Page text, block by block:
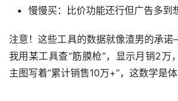
慢慢买：比价功能还行但广告多到
注意！这些工具的数据就像渣男的承
我用某工具查”筋膜枪”，显示月销2万
主图写着”累计销售10万+”，这数学是体